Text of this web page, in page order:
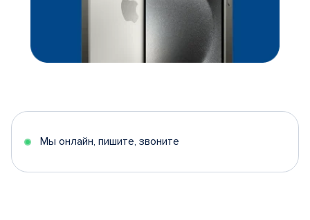
Мы онлайн, пишите, звоните